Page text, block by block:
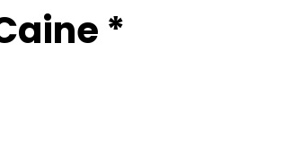
*